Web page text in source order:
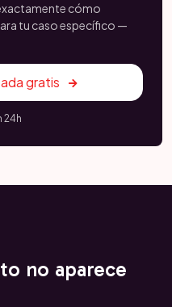
cómo
tu caso específico —
gratis
24h
no aparece